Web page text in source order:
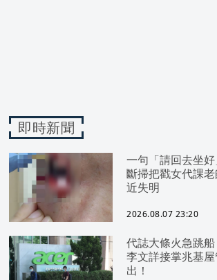
即時新聞
一句「請回去坐好」 特教生
斷掃把戳女代課
近失明
2026.08.07 23:20
代誌大條火急跳
李文詳接掌兆基
出！